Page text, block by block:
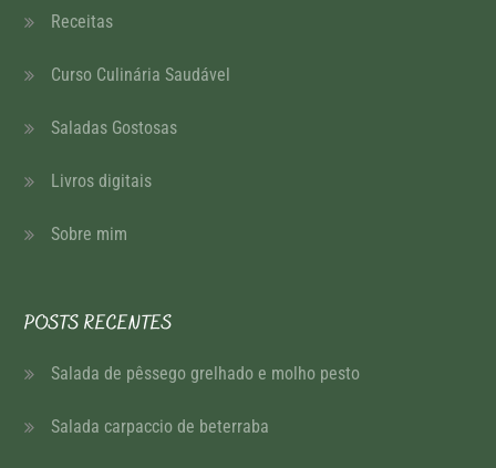
Receitas
Curso Culinária Saudável
Saladas Gostosas
Livros digitais
Sobre mim
POSTS RECENTES
Salada de pêssego grelhado e molho pesto
Salada carpaccio de beterraba